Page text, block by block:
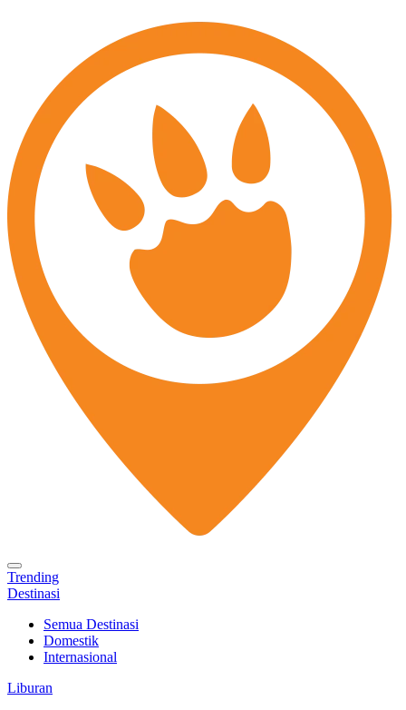
Trending
Destinasi
Semua Destinasi
Domestik
Internasional
Liburan